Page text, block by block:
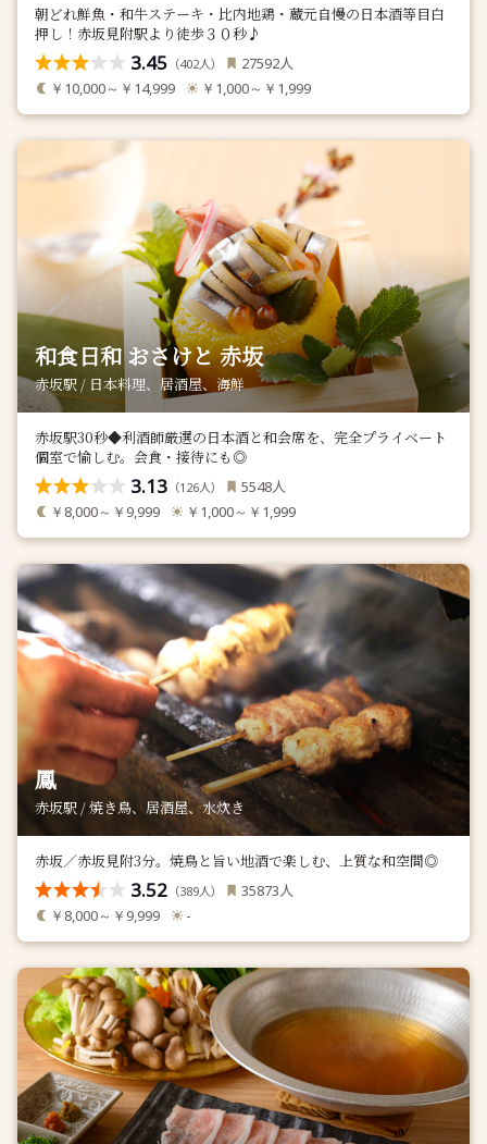
朝どれ鮮魚・和牛ステーキ・比内地鶏・蔵元自慢の日本酒等目白
押し！赤坂見附駅より徒歩３０秒♪
3.45 （402人） 27592人
￥10,000～￥14,999 ￥1,000～￥1,999
和食日和 おさけと 赤坂
赤坂駅 / 日本料理、居酒屋、海鮮
赤坂駅30秒◆利酒師厳選の日本酒と和会席を、完全プライベート
個室で愉しむ。会食・接待にも◎
3.13 （126人） 5548人
￥8,000～￥9,999 ￥1,000～￥1,999
鳳
赤坂駅 / 焼き鳥、居酒屋、水炊き
赤坂／赤坂見附3分。焼鳥と旨い地酒で楽しむ、上質な和空間◎
3.52 （389人） 35873人
￥8,000～￥9,999 -